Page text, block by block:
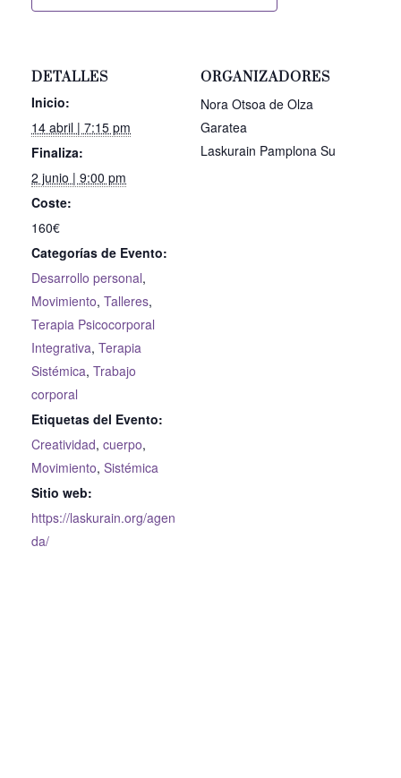
DETALLES
Inicio:
14 abril | 7:15 pm
Finaliza:
2 junio | 9:00 pm
Coste:
160€
Categorías de Evento:
Desarrollo personal,
Movimiento, Talleres,
Terapia Psicocorporal
Integrativa, Terapia
Sistémica, Trabajo
corporal
Etiquetas del Evento:
Creatividad, cuerpo,
Movimiento, Sistémica
Sitio web:
https://laskurain.org/agen
da/
ORGANIZADORES
Nora Otsoa de Olza
Garatea
Laskurain Pamplona Su